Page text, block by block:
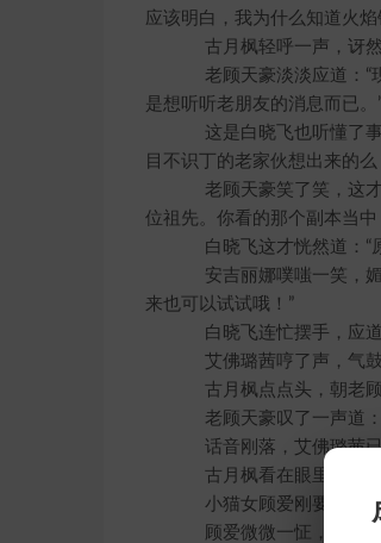
应该明白，我为什么知道火焰
古月枫轻呼一声，讶然
老顾天豪淡淡应道：“现
是想听听老朋友的消息而已。
这是白晓飞也听懂了事
目不识丁的老家伙想出来的
老顾天豪笑了笑，这才
位祖先。你看的那个副本当
白晓飞这才恍然道：“原
安吉丽娜噗嗤一笑，媚
来也可以试试哦！”
白晓飞连忙摆手，应道
艾佛璐茜哼了声，气鼓
古月枫点点头，朝老顾
老顾天豪叹了一声道：
话音刚落，艾佛璐茜已
古月枫看在眼里，微微
小猫女顾爱刚要动身，
顾爱微微一怔，停下脚